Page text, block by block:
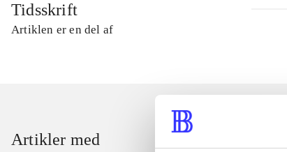
Tidsskrift
Artiklen er en del af
Artikler med